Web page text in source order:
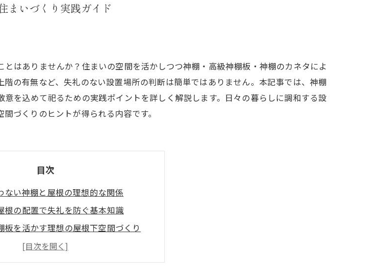
まいづくり実践ガイド
はありませんか？住まいの空間を活かしつつ神棚・高級神棚板・神棚のカネタによ
の有無など、失礼のない設置場所の判断は簡単ではありません。本記事では、神棚
を込めて祀るための実践ポイントを詳しく解説します。日々の暮らしに調和する設
づくりのヒントが得られる内容です。
目次
ない神棚と屋根の理想的な関係
根の配置で失礼を防ぐ基本知識
板を活かす理想の屋根下空間づくり
棚のカネタで安心の設置判断法
天井との関係とタブー回避ポイント